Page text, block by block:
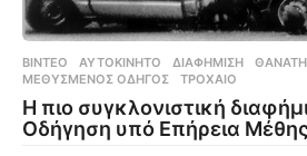
ΒΊΝΤΕΟ ΑΥΤΟΚΊΝΗΤΟ ,ΔΙΑΦΉΜΙΣΗ ,
ΜΕΘΥΣΜΈΝΟΣ ΟΔΗΓΌΣ
,ΤΡΟΧΑΊΟ
Η πιο συγκλονιστική
Οδήγηση υπό Επήρεια